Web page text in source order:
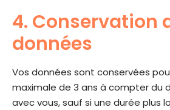
4. Conservation
données
Vos données sont conservées
maximale de 3 ans à compter du
avec vous, sauf si une durée plus